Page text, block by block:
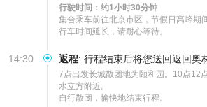
行驶时间：约1小时30分钟
集合乘车前往北京市区，节假日高峰期
行车时间延长，请耐心等待。
14:30 返程: 行程结束后将您送回返回奥
7点出发长城散团地为颐和园。10点12
水立方附近。
自行散团，愉快地结束行程。